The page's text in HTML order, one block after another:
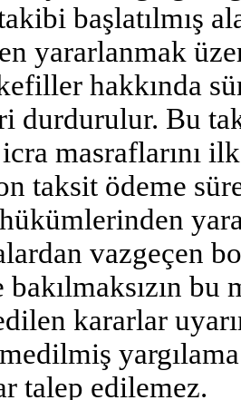
başlatılmış
yararlanmak
hakkında
durdurulur. Bu
icra masraflarını
taksit ödeme
vazgeçen
kararlar
talep edilemez.